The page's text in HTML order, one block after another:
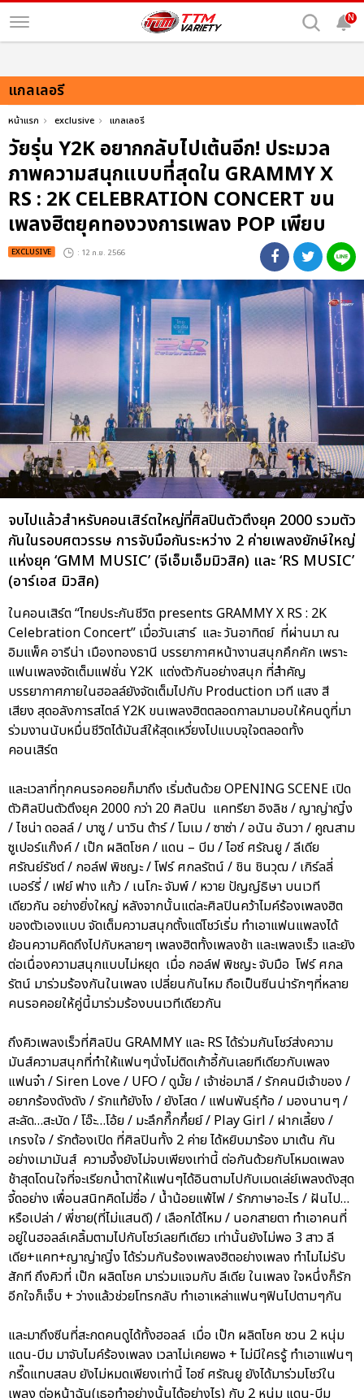
N
แกลเลอรี
หน้าแรก exclusive แกลเลอรี
วัยรุ่น Y2K อยากกลับไปเต้นอีก! ประมวล
ภาพความสนุกแบบที่สุดใน GRAMMY X
RS : 2K CELEBRATION CONCERT ขน
เพลงฮิตยุคทองวงการเพลง POP เพียบ
EXCLUSIVE : 12 ก.ย. 2566
จบไปแล้วสำหรับคอนเสิร์ตใหญ่ที่ศิลปินตัวตึงยุค 2000 รวมตัว
กันในรอบศตวรรษ การจับมือกันระหว่าง 2 ค่ายเพลงยักษ์ใหญ่
แห่งยุค ‘GMM MUSIC’ (จีเอ็มเอ็มมิวสิค) และ ‘RS MUSIC’
(อาร์เอส มิวสิค)
ในคอนเสิร์ต “ไทยประกันชีวิต presents GRAMMY X RS : 2K
Celebration Concert” เมื่อวันเสาร์ และ วันอาทิตย์ ที่ผ่านมา ณ
อิมแพ็ค อารีน่า เมืองทองธานี บรรยากาศหน้างานสนุกคึกคัก เพราะ
แฟนเพลงจัดเต็มแฟชั่น Y2K แต่งตัวกันอย่างสนุก ที่สำคัญ
บรรยากาศภายในฮอลล์ยังจัดเต็มไปกับ Production เวที แสง สี
เสียง สุดอลังการสไตล์ Y2K ขนเพลงฮิตตลอดกาลมามอบให้คนดูที่มา
ร่วมงานนับหมื่นชีวิตได้มันส์ให้สุดเหวี่ยงไปแบบจุใจตลอดทั้ง
คอนเสิร์ต
และเวลาที่ทุกคนรอคอยก็มาถึง เริ่มต้นด้วย OPENING SCENE เปิด
ตัวศิลปินตัวตึงยุค 2000 กว่า 20 ศิลปิน แคทรียา อิงลิช / ญาญ่าญิ๋ง
/ ไชน่า ดอลล์ / บาซู / นาวิน ต้าร์ / โมเม / ซาซ่า / อนัน อันวา / คูณสาม
ซูเปอร์แก๊งค์ / เป๊ก ผลิตโชค / แดน – บีม / ไอซ์ ศรัณยู / ลีเดีย
ศรัณย์รัชต์ / กอล์ฟ พิชญะ / โฟร์ ศกลรัตน์ / ชิน ชินวุฒ / เกิร์ลลี่
เบอร์รี่ / เฟย์ ฟาง แก้ว / เนโกะ จัมพ์ / หวาย ปัญญ์ธิษา บนเวที
เดียวกัน อย่างยิ่งใหญ่ หลังจากนั้นแต่ละศิลปินคว้าไมค์ร้องเพลงฮิต
ของตัวเองแบบ จัดเต็มความสนุกตั้งแต่โชว์เริ่ม ทำเอาแฟนแพลงได้
ย้อนความคิดถึงไปกับหลายๆ เพลงฮิตทั้งเพลงช้า และเพลงเร็ว และยัง
ต่อเนื่องความสนุกแบบไม่หยุด เมื่อ กอล์ฟ พิชญะ จับมือ โฟร์ ศกล
รัตน์ มาร่วมร้องกันในเพลง เปลี่ยนกันไหม ถือเป็นซีนน่ารักๆที่หลาย
คนรอคอยให้คู่นี้มาร่วมร้องบนเวทีเดียวกัน
ถึงคิวเพลงเร็วที่ศิลปิน GRAMMY และ RS ได้ร่วมกันโชว์ส่งความ
มันส์ความสนุกที่ทำให้แฟนๆนั่งไม่ติดเก้าอี้กันเลยทีเดียวกับเพลง
แฟนจ๋า / Siren Love / UFO / ดูมั้ย / เจ้าช่อมาลี / รักคนมีเจ้าของ /
อยากร้องดังดัง / รักแท้ยังไง / ยังโสด / แฟนพันธุ์ท้อ / มองนานๆ /
สะลัด…สะบัด / โอ๊ะ…โอ้ย / มะลึกกึ๊กกึ๋ยย์ / Play Girl / ฝากเลี้ยง /
เกรงใจ / รักต้องเปิด ที่ศิลปินทั้ง 2 ค่าย ได้หยิบมาร้อง มาเต้น กัน
อย่างเมามันส์ ความจึ้งยังไม่จบเพียงเท่านี้ ต่อกันด้วยกับโหมดเพลง
ช้าสุดโดนใจที่จะเรียกน้ำตาให้แฟนๆได้อินตามไปกับเมดเล่ย์เพลงดังสุด
จี้ดอย่าง เพื่อนสนิทคิดไม่ซื่อ / น้ำน้อยแพ้ไฟ / รักภาษาอะไร / ฝันไป…
หรือเปล่า / พี่ชาย(ที่ไม่แสนดี) / เลือกได้ไหม / นอกสายตา ทำเอาคนที่
อยู่ในฮอลล์เคลิ้มตามไปกับโชว์เลยทีเดียว เท่านั้นยังไม่พอ 3 สาว ลี
เดีย+แคท+ญาญ่าญิ๋ง ได้ร่วมกันร้องเพลงฮิตอย่างเพลง ทำไมไม่รับ
สักที ถึงคิวที่ เป๊ก ผลิตโชค มาร่วมแจมกับ ลีเดีย ในเพลง ใจหนึ่งก็รัก
อีกใจก็เจ็บ + ว่างแล้วช่วยโทรกลับ ทำเอาเหล่าแฟนๆฟินไปตามๆกัน
และมาถึงซีนที่สะกดคนดูได้ทั้งฮอลล์ เมื่อ เป๊ก ผลิตโชค ชวน 2 หนุ่ม
แดน-บีม มาจับไมค์ร้องเพลง เวลาไม่เคยพอ + ไม่มีใครรู้ ทำเอาแฟนๆ
กรี๊ดแทบสลบ ยังไม่หมดเพียงเท่านี้ ไอซ์ ศรัณยู ยังได้มาร่วมโชว์ใน
เพลง ต่อหน้าฉัน(เธอทำอย่างนั้นได้อย่างไร) กับ 2 หนุ่ม แดน-บีม